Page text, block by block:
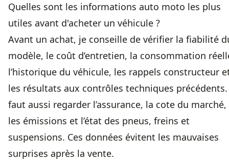
Quelles sont les informations auto moto les plus
utiles avant d'acheter un véhicule ?
Avant un achat, je conseille de vérifier la fiabilité
modèle, le coût d’entretien, la consommation
l’historique du véhicule, les rappels constructeur
les résultats aux contrôles techniques
faut aussi regarder l’assurance, la cote du marché,
les émissions et l’état des pneus, freins et
suspensions. Ces données évitent les mauvaises
surprises après la vente.